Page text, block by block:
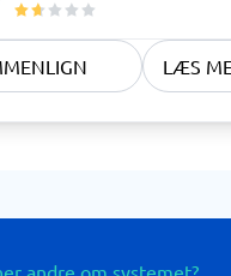
LÆS
andre om systemet?